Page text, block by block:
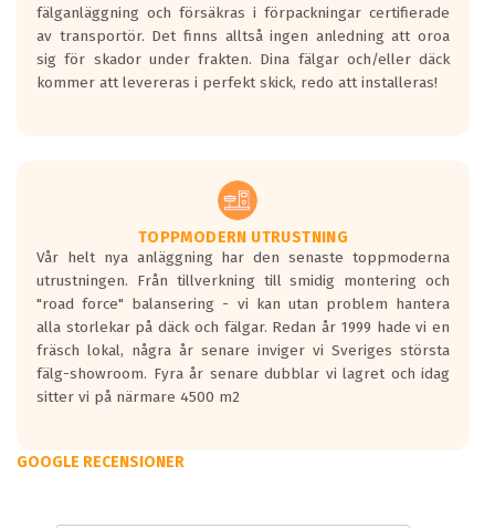
fälganläggning och försäkras i förpackningar certifierade
av transportör. Det finns alltså ingen anledning att oroa
sig för skador under frakten. Dina fälgar och/eller däck
kommer att levereras i perfekt skick, redo att installeras!
TOPPMODERN UTRUSTNING
Vår helt nya anläggning har den senaste toppmoderna
utrustningen. Från tillverkning till smidig montering och
"road force" balansering - vi kan utan problem hantera
alla storlekar på däck och fälgar. Redan år 1999 hade vi en
fräsch lokal, några år senare inviger vi Sveriges största
fälg-showroom. Fyra år senare dubblar vi lagret och idag
sitter vi på närmare 4500 m2
GOOGLE RECENSIONER